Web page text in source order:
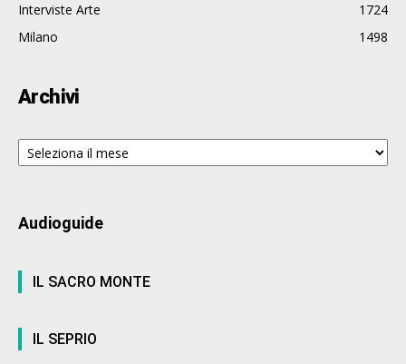
Interviste Arte
1724
Milano
1498
Archivi
Archivi
Audioguide
IL SACRO MONTE
IL SEPRIO